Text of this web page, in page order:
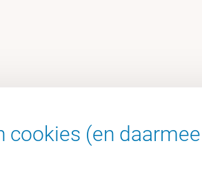
is niet altijd vriendelijk
(en